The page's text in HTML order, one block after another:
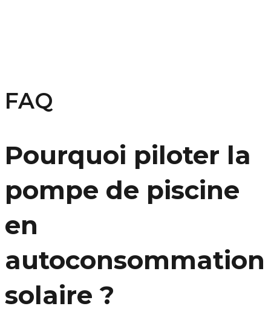
FAQ
Pourquoi piloter la
pompe de piscine
en
autoconsommation
solaire ?